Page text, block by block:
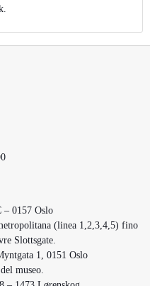
– 0157 Oslo
(linea 1,2,3,4,5) fino
Slottsgate.
1, 0151 Oslo
museo.